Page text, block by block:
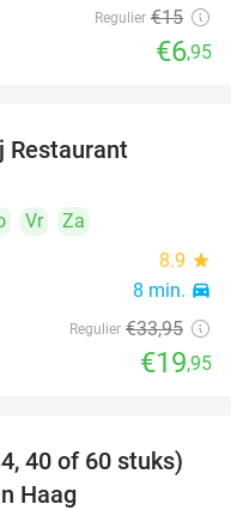
Regulier €15
€6,95
Restaurant
Vr
Za
8.9 star
8 min. directions_car
Regulier €33,95
€19,95
49%
40 of 60 stuks)
Haag